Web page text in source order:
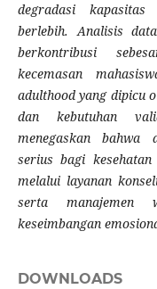
degradasi
berlebih. Analisis
berkontribusi
kecemasan
adulthood yang dipicu
dan kebutuhan
menegaskan bahwa
serius bagi
melalui layanan
serta manajemen
keseimbangan
DOWNLOADS